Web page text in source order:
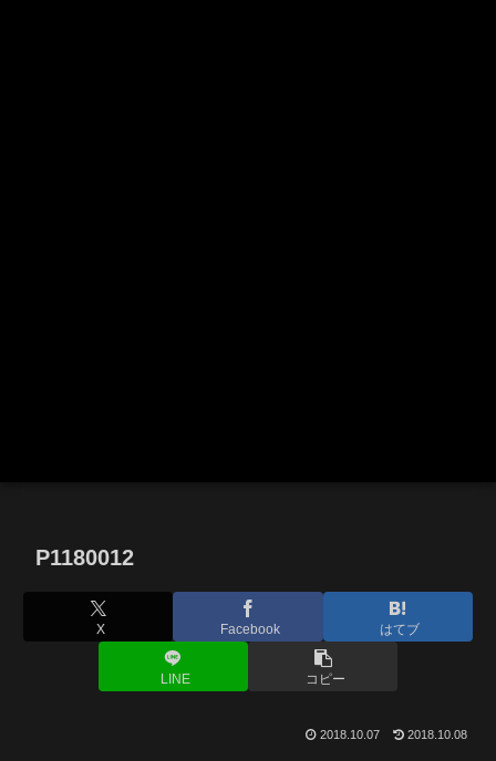
P1180012
X Facebook はてブ
LINE コピー
2018.10.07 2018.10.08